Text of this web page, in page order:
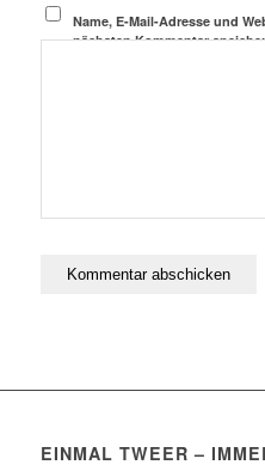
Name, E-Mail-Adresse und
nächsten Kommentar
EINMAL TWEER –